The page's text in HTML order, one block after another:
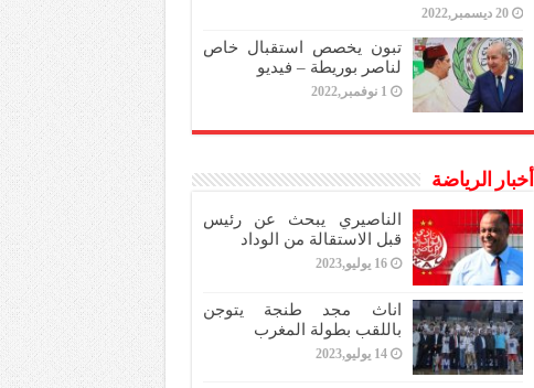
20 ديسمبر,2022
تبون يخصص استقبال خاص
لناصر بوريطة – فيديو
1 نوفمبر,2022
أخبار الرياضة
الناصيري يبحث عن رئيس
قبل الاستقالة من الوداد
16 يوليو,2023
اناث مجد طنجة يتوجن
باللقب بطولة المغرب
14 يوليو,2023